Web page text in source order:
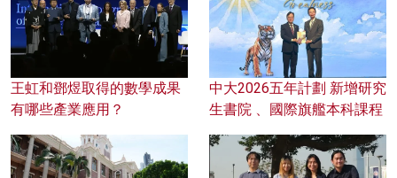
王虹和鄧煜取得的數學成果
有哪些產業應用？
中大2026五年計劃 新增研究
生書院 、國際旗艦本科課程